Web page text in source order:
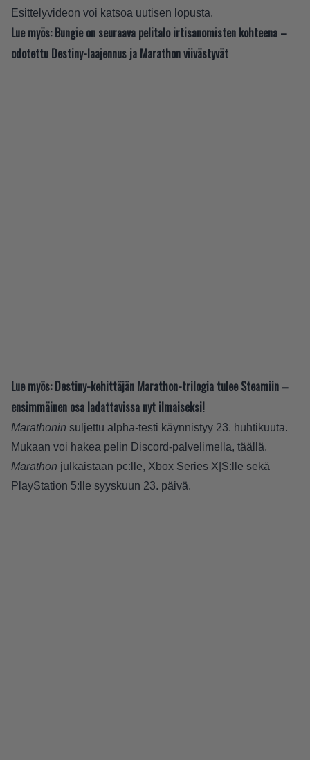
Esittelyvideon voi katsoa uutisen lopusta.
Lue myös: Bungie on seuraava pelitalo irtisanomisten kohteena –
odotettu Destiny-laajennus ja Marathon viivästyvät
Lue myös: Destiny-kehittäjän Marathon-trilogia tulee Steamiin –
ensimmäinen osa ladattavissa nyt ilmaiseksi!
Marathonin suljettu alpha-testi käynnistyy 23. huhtikuuta.
Mukaan voi hakea pelin Discord-palvelimella, täällä.
Marathon julkaistaan pc:lle, Xbox Series X|S:lle sekä
PlayStation 5:lle syyskuun 23. päivä.